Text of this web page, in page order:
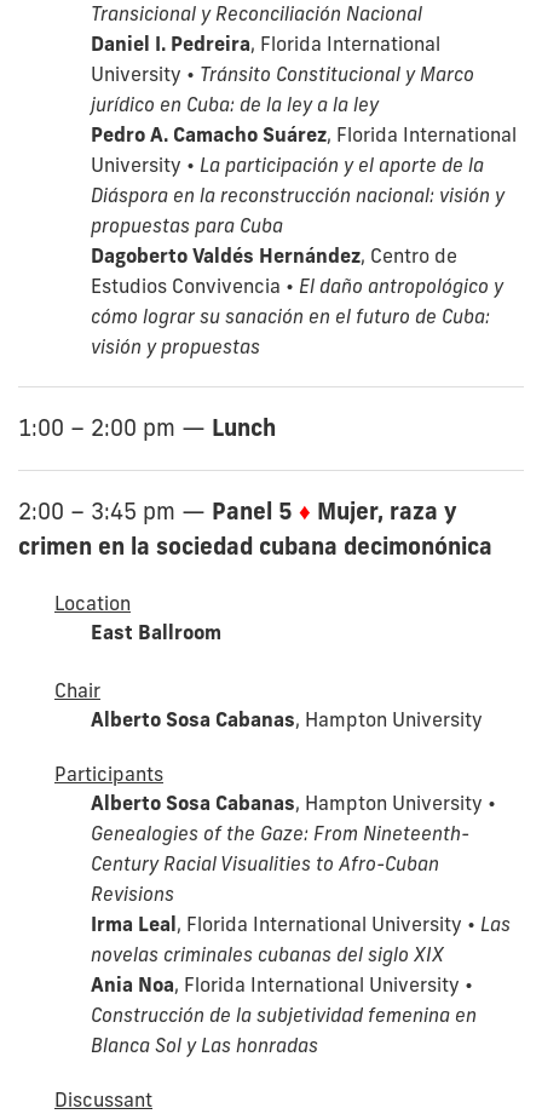
Transicional y Reconciliación Nacional
Daniel I. Pedreira, Florida International
University • Tránsito Constitucional y Marco
jurídico en Cuba: de la ley a la ley
Pedro A. Camacho Suárez, Florida International
University • La participación y el aporte de la
Diáspora en la reconstrucción nacional: visión y
propuestas para Cuba
Dagoberto Valdés Hernández, Centro de
Estudios Convivencia • El daño antropológico y
cómo lograr su sanación en el futuro de Cuba:
visión y propuestas
1:00 – 2:00 pm — Lunch
2:00 – 3:45 pm — Panel 5 ♦ Mujer, raza y
crimen en la sociedad cubana decimonónica
Location
East Ballroom
Chair
Alberto Sosa Cabanas, Hampton University
Participants
Alberto Sosa Cabanas, Hampton University •
Genealogies of the Gaze: From Nineteenth-
Century Racial Visualities to Afro-Cuban
Revisions
Irma Leal, Florida International University • Las
novelas criminales cubanas del siglo XIX
Ania Noa, Florida International University •
Construcción de la subjetividad femenina en
Blanca Sol y Las honradas
Discussant